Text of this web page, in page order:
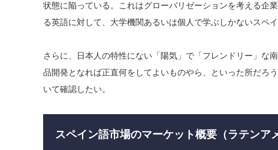
状態に陥っている。これはグローバリゼーションを考える企
る英語に対して、大学機関あるいは個人で学ぶしかないスペ
さらに、日本人の特性にない「陽気」で「フレンドリー」な
品開発となれば正直何をしてよいものやら、といった所だろ
いて確認したい。
スペイン語市場のマーケット概要（ラテンア